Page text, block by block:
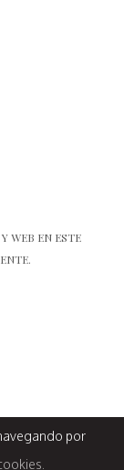
WEB EN ESTE
hadas, 2014
por